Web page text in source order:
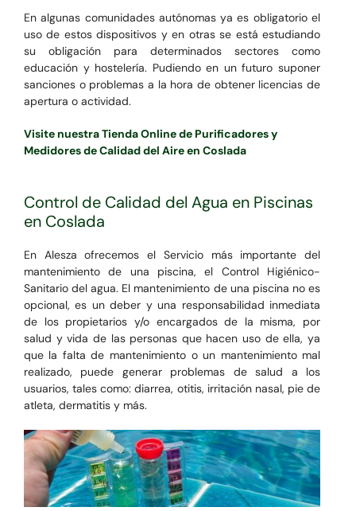
En algunas comunidades autónomas ya es obligatorio el
uso de estos dispositivos y en otras se está estudiando
su obligación para determinados sectores como
educación y hostelería. Pudiendo en un futuro suponer
sanciones o problemas a la hora de obtener licencias de
apertura o actividad.
Visite nuestra Tienda Online de Purificadores y
Medidores de Calidad del Aire en Coslada
Control de Calidad del Agua en Piscinas
en Coslada
En Alesza ofrecemos el Servicio más importante del
mantenimiento de una piscina, el Control Higiénico-
Sanitario del agua. El mantenimiento de una piscina no es
opcional, es un deber y una responsabilidad inmediata
de los propietarios y/o encargados de la misma, por
salud y vida de las personas que hacen uso de ella, ya
que la falta de mantenimiento o un mantenimiento mal
realizado, puede generar problemas de salud a los
usuarios, tales como: diarrea, otitis, irritación nasal, pie de
atleta, dermatitis y más.